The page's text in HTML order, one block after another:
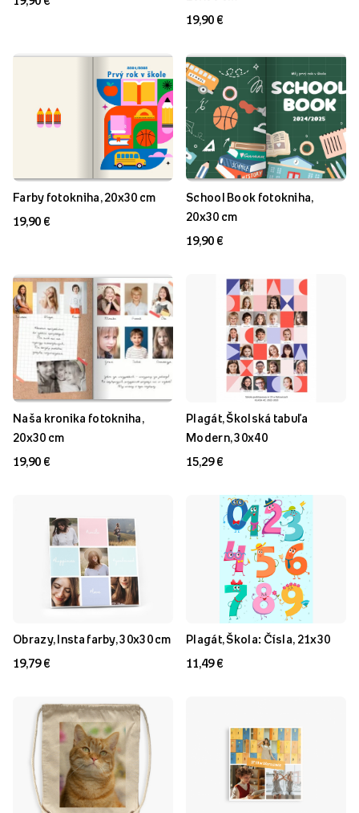
19,90 €
Farby fotokniha, 20x30 cm
19,90 €
School Book fotokniha,
20x30 cm
19,90 €
Naša kronika fotokniha,
20x30 cm
19,90 €
Plagát, Školská tabuľa
Modern, 30x40
15,29 €
Obrazy, Insta farby, 30x30 cm
19,79 €
Plagát, Škola: Čísla, 21x30
11,49 €